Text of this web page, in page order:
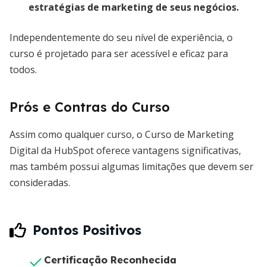
estratégias de marketing de seus negócios.
Independentemente do seu nível de experiência, o
curso é projetado para ser acessível e eficaz para
todos.
Prós e Contras do Curso
Assim como qualquer curso, o Curso de Marketing
Digital da HubSpot oferece vantagens significativas,
mas também possui algumas limitações que devem ser
consideradas.
Pontos Positivos
Certificação Reconhecida